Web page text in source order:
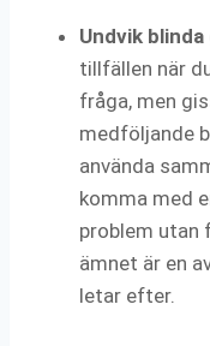
Undvik
tillfällen när
fråga, men
medföljande
använda
komma med
problem utan
ämnet är en
letar efter.